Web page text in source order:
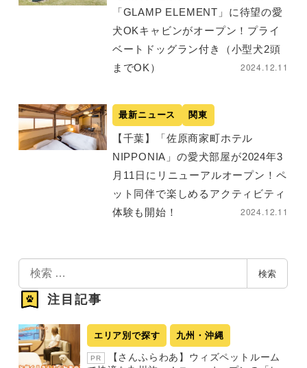
「GLAMP ELEMENT」に待望の愛
犬OKキャビンがオープン！プライ
ベートドッグラン付き（小型犬2頭
までOK）
2024.12.11
最新ニュース 関東
【千葉】「佐原商家町ホテル
NIPPONIA」の愛犬部屋が2024年3
月11日にリニューアルオープン！ペ
ット同伴で楽しめるアクティビティ
体験も開始！
2024.12.11
索
検索
注目記事
エリア別で探す 九州・沖縄
PR
【さんふらわあ】ウィズペットルーム